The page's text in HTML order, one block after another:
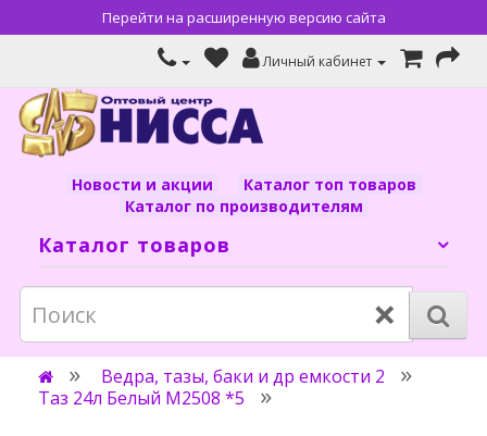
Перейти на расширенную версию сайта
Личный кабинет
Новости и акции
Каталог топ товаров
Каталог по производителям
Каталог товаров
×
Ведра, тазы, баки и др емкости 2
Таз 24л Белый М2508 *5